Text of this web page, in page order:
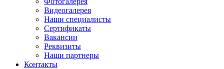
Видеогалерея
Наши специалисты
Сертификаты
Вакансии
Реквизиты
Наши партнеры
Контакты